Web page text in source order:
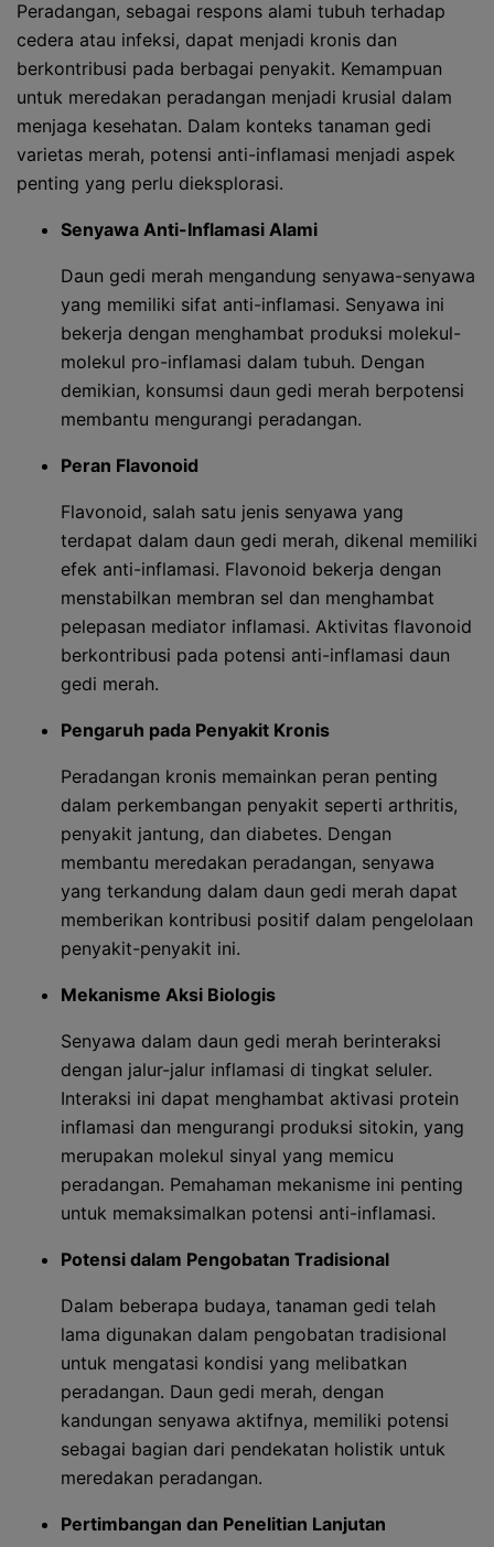
Peradangan, sebagai respons alami tubuh terhadap
cedera atau infeksi, dapat menjadi kronis dan
berkontribusi pada berbagai penyakit. Kemampuan
untuk meredakan peradangan menjadi krusial dalam
menjaga kesehatan. Dalam konteks tanaman gedi
varietas merah, potensi anti-inflamasi menjadi aspek
penting yang perlu dieksplorasi.
Senyawa Anti-Inflamasi Alami
Daun gedi merah mengandung senyawa-senyawa
yang memiliki sifat anti-inflamasi. Senyawa ini
bekerja dengan menghambat produksi molekul-
molekul pro-inflamasi dalam tubuh. Dengan
demikian, konsumsi daun gedi merah berpotensi
membantu mengurangi peradangan.
Peran Flavonoid
Flavonoid, salah satu jenis senyawa yang
terdapat dalam daun gedi merah, dikenal memiliki
efek anti-inflamasi. Flavonoid bekerja dengan
menstabilkan membran sel dan menghambat
pelepasan mediator inflamasi. Aktivitas flavonoid
berkontribusi pada potensi anti-inflamasi daun
gedi merah.
Pengaruh pada Penyakit Kronis
Peradangan kronis memainkan peran penting
dalam perkembangan penyakit seperti arthritis,
penyakit jantung, dan diabetes. Dengan
membantu meredakan peradangan, senyawa
yang terkandung dalam daun gedi merah dapat
memberikan kontribusi positif dalam pengelolaan
penyakit-penyakit ini.
Mekanisme Aksi Biologis
Senyawa dalam daun gedi merah berinteraksi
dengan jalur-jalur inflamasi di tingkat seluler.
Interaksi ini dapat menghambat aktivasi protein
inflamasi dan mengurangi produksi sitokin, yang
merupakan molekul sinyal yang memicu
peradangan. Pemahaman mekanisme ini penting
untuk memaksimalkan potensi anti-inflamasi.
Potensi dalam Pengobatan Tradisional
Dalam beberapa budaya, tanaman gedi telah
lama digunakan dalam pengobatan tradisional
untuk mengatasi kondisi yang melibatkan
peradangan. Daun gedi merah, dengan
kandungan senyawa aktifnya, memiliki potensi
sebagai bagian dari pendekatan holistik untuk
meredakan peradangan.
Pertimbangan dan Penelitian Lanjutan